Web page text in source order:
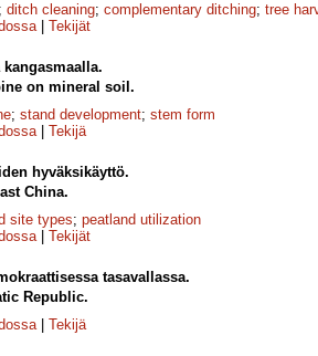
; ditch cleaning; complementary ditching; tree
| Tekijät
on mineral soil.
; stand development; stem form
| Tekijä
hyväksikäyttö.
China.
site types; peatland utilization
| Tekijät
tasavallassa.
Republic.
| Tekijä